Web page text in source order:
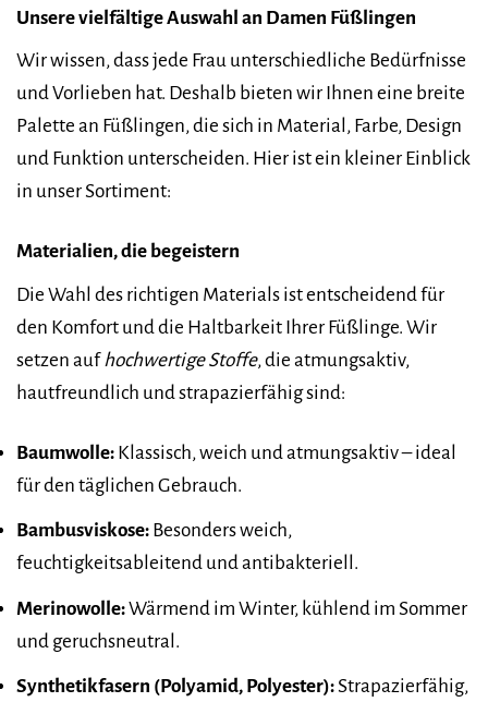
Unsere vielfältige Auswahl an Damen Füßlingen
Wir wissen, dass jede Frau unterschiedliche Bedürfnisse
und Vorlieben hat. Deshalb bieten wir Ihnen eine breite
Palette an Füßlingen, die sich in Material, Farbe, Design
und Funktion unterscheiden. Hier ist ein kleiner Einblick
in unser Sortiment:
Materialien, die begeistern
Die Wahl des richtigen Materials ist entscheidend für
den Komfort und die Haltbarkeit Ihrer Füßlinge. Wir
setzen auf hochwertige Stoffe, die atmungsaktiv,
hautfreundlich und strapazierfähig sind:
Baumwolle: Klassisch, weich und atmungsaktiv – ideal
für den täglichen Gebrauch.
Bambusviskose: Besonders weich,
feuchtigkeitsableitend und antibakteriell.
Merinowolle:Wärmend im Winter, kühlend im Sommer
und geruchsneutral.
Synthetikfasern (Polyamid, Polyester):Strapazierfähig,